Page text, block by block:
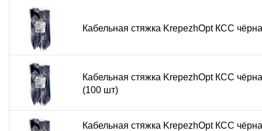
Кабельная стяжка KrepezhOpt КСС
Кабельная стяжка KrepezhOpt КСС
(100 шт)
Кабельная стяжка KrepezhOpt КСС